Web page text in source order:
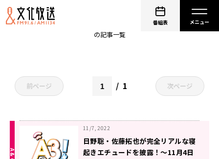
番組表
A3! Blooming RADIO
の記事一覧
前ページ 1 次ページ
11/7, 2022
日野聡・佐藤拓也が完全リアルな寝
起きエチュードを披露！〜11月4日